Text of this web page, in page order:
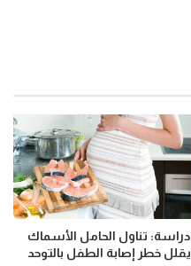
دراسة: تناول الحامل الأسماك
يقلل خطر إصابة الطفل بالتوحد